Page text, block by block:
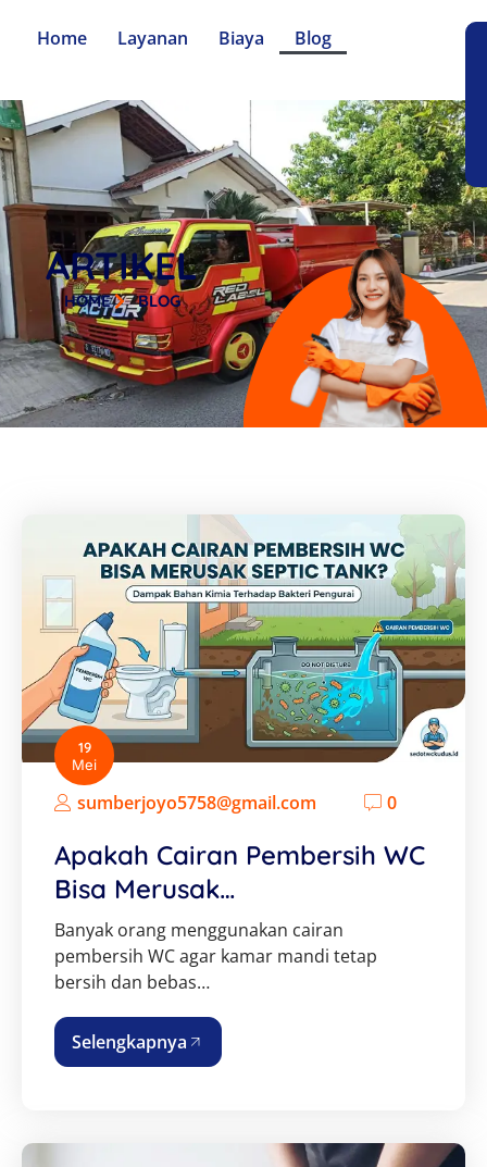
Home Layanan Biaya Blog
ARTIKEL
HOME BLOG
19
Mei
sumberjoyo5758@gmail.com 0
Apakah Cairan Pembersih WC
Bisa Merusak…
Banyak orang menggunakan cairan
pembersih WC agar kamar mandi tetap
bersih dan bebas…
Selengkapnya